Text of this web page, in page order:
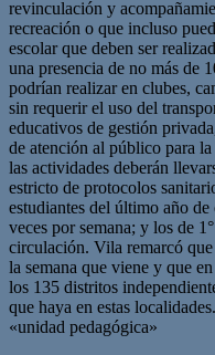
revinculación y
recreación o que incluso
escolar que deben ser
una presencia de no más de
podrían realizar en clubes,
sin requerir el uso del
educativos de gestión
de atención al público para
las actividades deberán
estricto de protocolos
estudiantes del último año
veces por semana; y los de
circulación. Vila remarcó
la semana que viene y que
los 135 distritos
que haya en estas
«unidad pedagógica»